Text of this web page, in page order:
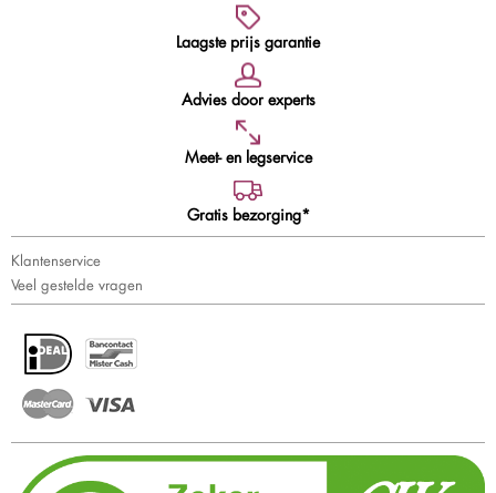
Laagste prijs garantie
Advies door experts
Meet- en legservice
Gratis bezorging*
Klantenservice
Veel gestelde vragen